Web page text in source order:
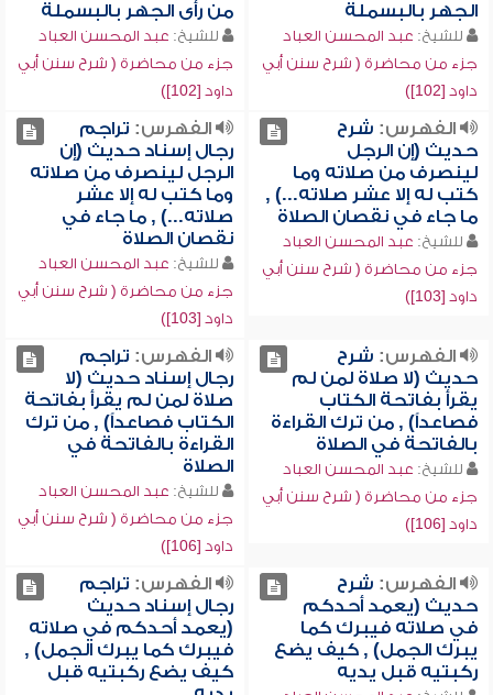
الجهر بالبسملة
للشيخ: عبد المحسن العباد
جزء من محاضرة ( شرح سنن أبي
داود [102])
من رأى الجهر بالبسملة
للشيخ: عبد المحسن العباد
جزء من محاضرة ( شرح سنن أبي
داود [102])
الفهرس: شرح
حديث (إن الرجل
لينصرف من صلاته وما
كتب له إلا عشر صلاته...) ,
ما جاء في نقصان الصلاة
للشيخ: عبد المحسن العباد
جزء من محاضرة ( شرح سنن أبي
داود [103])
الفهرس: تراجم
رجال إسناد حديث (إن
الرجل لينصرف من صلاته
وما كتب له إلا عشر
صلاته...) , ما جاء في
نقصان الصلاة
للشيخ: عبد المحسن العباد
جزء من محاضرة ( شرح سنن أبي
داود [103])
الفهرس: شرح
حديث (لا صلاة لمن لم
يقرأ بفاتحة الكتاب
فصاعداً) , من ترك القراءة
بالفاتحة في الصلاة
للشيخ: عبد المحسن العباد
جزء من محاضرة ( شرح سنن أبي
داود [106])
الفهرس: تراجم
رجال إسناد حديث (لا
صلاة لمن لم يقرأ بفاتحة
الكتاب فصاعداً) , من ترك
القراءة بالفاتحة في
الصلاة
للشيخ: عبد المحسن العباد
جزء من محاضرة ( شرح سنن أبي
داود [106])
الفهرس: شرح
حديث (يعمد أحدكم
في صلاته فيبرك كما
يبرك الجمل) , كيف يضع
ركبتيه قبل يديه
الفهرس: تراجم
رجال إسناد حديث
(يعمد أحدكم في صلاته
فيبرك كما يبرك الجمل) ,
كيف يضع ركبتيه قبل